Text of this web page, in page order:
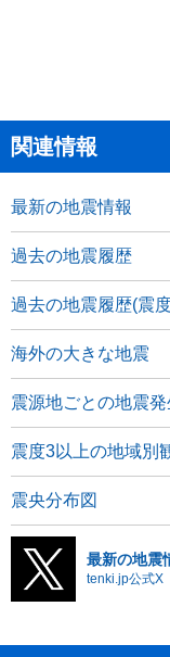
関連情報
最新の地震情報
過去の地震履歴
過去の地震履歴(震
海外の大きな地震
震源地ごとの地震
震度3以上の地域別
震央分布図
最新の地震
tenki.jp公式X